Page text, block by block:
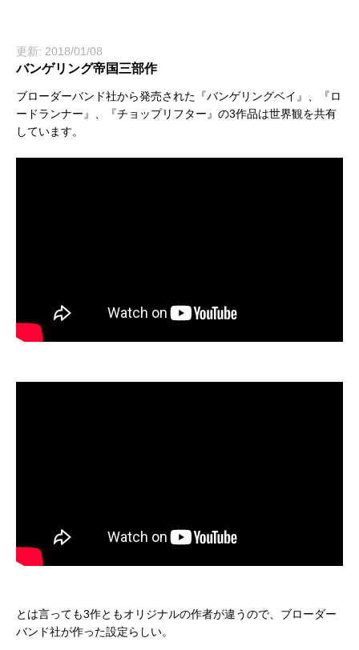
更新: 2018/01/08
バンゲリング帝国三部作
ブローダーバンド社から発売された『バンゲリングベイ』、『ロ
ードランナー』、『チョップリフター』の3作品は世界観を共有
しています。
とは言っても3作ともオリジナルの作者が違うので、ブローダー
バンド社が作った設定らしい。